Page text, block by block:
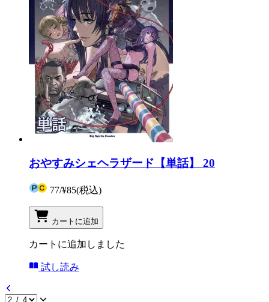
おやすみシェヘラザード【単話】 20
77/¥85(税込)
カートに追加
カートに追加しました
試し読み